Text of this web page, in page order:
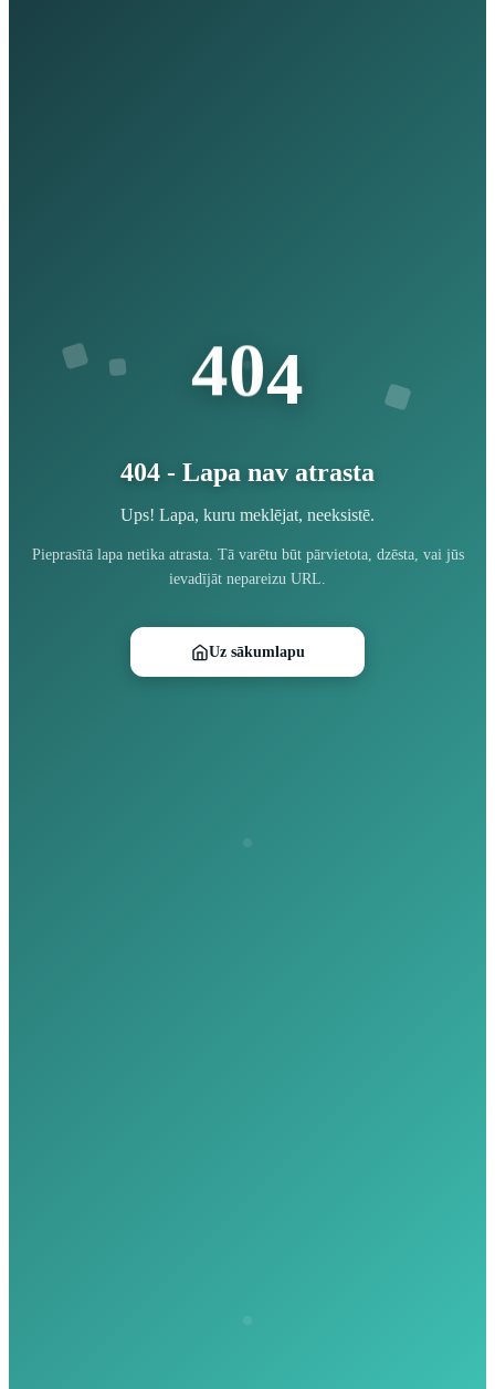
404
404 - Lapa nav atrasta
Ups! Lapa, kuru meklējat, neeksistē.
Pieprasītā lapa netika atrasta. Tā varētu būt pārvietota, dzēsta, vai jūs
ievadījāt nepareizu URL.
Uz sākumlapu